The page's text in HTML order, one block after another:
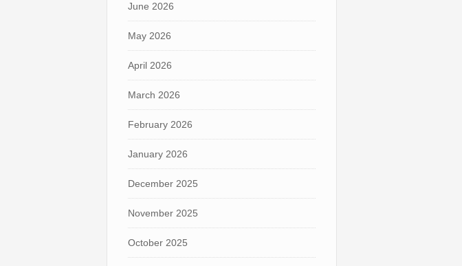
June 2026
May 2026
April 2026
March 2026
February 2026
January 2026
December 2025
November 2025
October 2025